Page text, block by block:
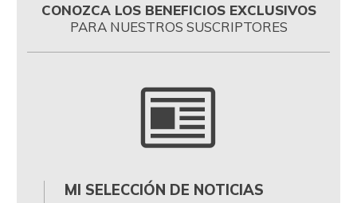
CONOZCA LOS BENEFICIOS EXCLUSIVOS
PARA NUESTROS SUSCRIPTORES
MI SELECCIÓN DE NOTICIAS